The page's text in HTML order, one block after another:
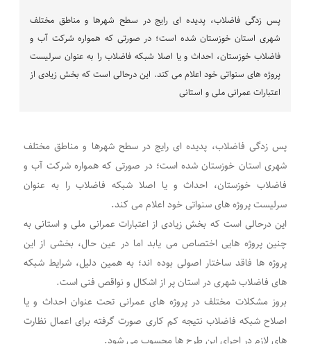
پس زدگی فاضلاب، پدیده ای رایج در سطح شهرها و مناطق مختلف
شهری استان خوزستان شده است؛ در صورتی که همواره شرکت آب و
فاضلاب خوزستان، احداث و یا اصلا شبکه فاضلاب را به عنوان سرلیست
پروژه های سنواتی خود اعلام می کند. این درحالی است که بخش زیادی از
اعتبارات عمرانی ملی و استانی
پس زدگی فاضلاب، پدیده ای رایج در سطح شهرها و مناطق مختلف
شهری استان خوزستان شده است؛ در صورتی که همواره شرکت آب و
فاضلاب خوزستان، احداث و یا اصلا شبکه فاضلاب را به عنوان
سرلیست پروژه های سنواتی خود اعلام می کند.
این درحالی است که بخش زیادی از اعتبارات عمرانی ملی و استانی به
چنین پروژه هایی اختصاص می یابد اما در عین حال، بخشی از این
پروژه ها فاقد ساختار اصولی بوده اند؛ به همین دلیل، شرایط شبکه
های فاضلاب شهری در استان پر از اشکال و نواقص فنی است.
بروز مشکلات مختلف در پروژه های عمرانی تحت عنوان احداث و یا
اصلاح شبکه فاضلاب نتیجه کم کاری صورت گرفته برای اعمال نظارت
های لازم در اجرای این طرح ها محسوب می شود.